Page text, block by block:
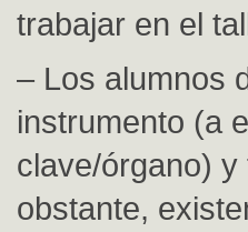
trabajar en el
– Los alumnos
instrumento (a
clave/órgano)
obstante,